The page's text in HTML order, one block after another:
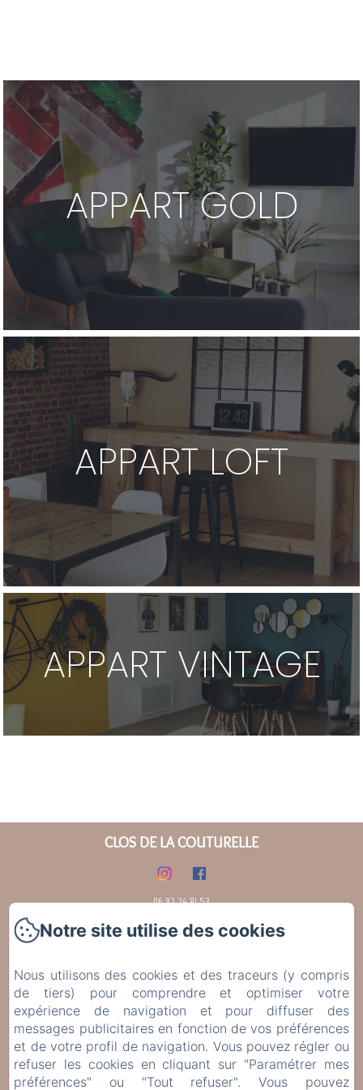
APPART GOLD
APPART LOFT
APPART VINTAGE
CLOS DE LA COUTURELLE
06.82.24.81.53
Accueil
Loft
Vintage
Que Faire Aux Alentours ?
Contact
Politique de confidentialité
Informations légales
Notre site utilise des cookies
Nous utilisons des cookies et des traceurs (y compris
de tiers) pour comprendre et optimiser votre
expérience de navigation et pour diffuser des
messages publicitaires en fonction de vos préférences
et de votre profil de navigation. Vous pouvez régler ou
refuser les cookies en cliquant sur "Paramétrer mes
préférences" ou "Tout refuser". Vous pouvez